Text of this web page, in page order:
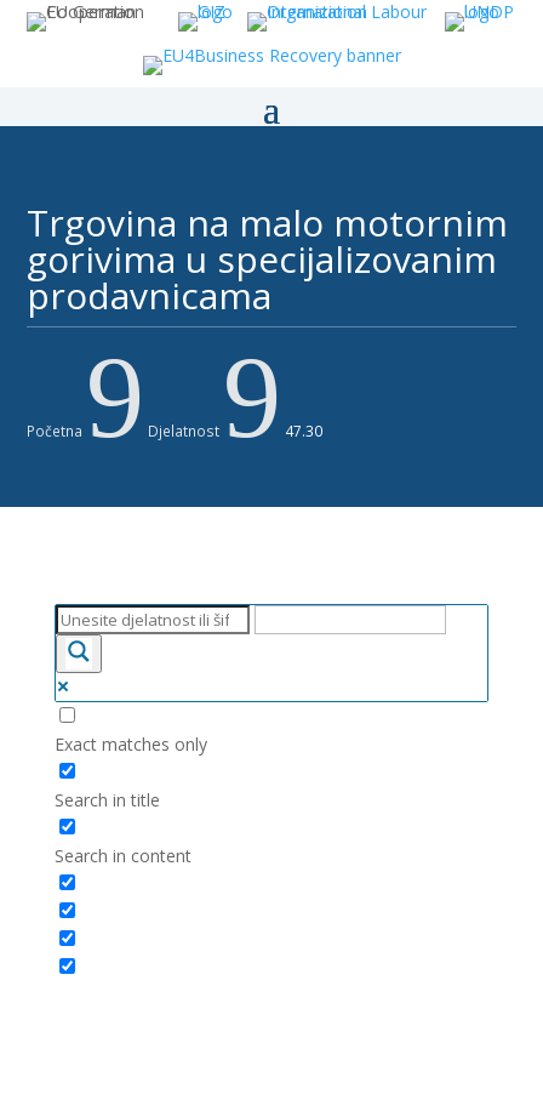
Trgovina na malo motornim
gorivima u specijalizovanim
prodavnicama
Početna 9 Djelatnost 9 47.30
Exact matches only
Search in title
Search in content